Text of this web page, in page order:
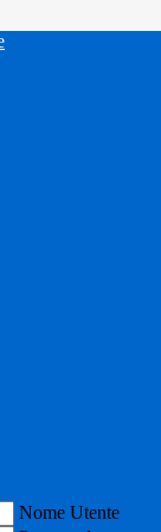
Nome Utente